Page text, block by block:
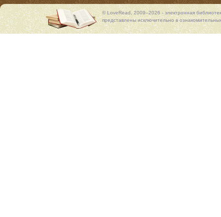
© LoveRead, 2009–2026 - электронная
представлены исключительно в